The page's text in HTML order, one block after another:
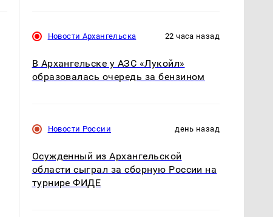
Новости Архангельска 22 часа назад
В Архангельске у АЗС «Лукойл»
образовалась очередь за бензином
Новости России день назад
Осужденный из Архангельской
области сыграл за сборную России на
турнире ФИДЕ